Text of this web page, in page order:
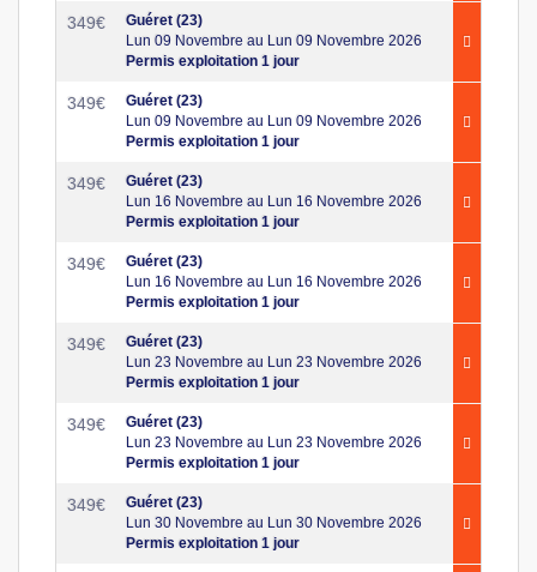
349€
Guéret (23)
Lun 09 Novembre au Lun 09 Novembre 2026
Permis exploitation 1 jour
349€
Guéret (23)
Lun 09 Novembre au Lun 09 Novembre 2026
Permis exploitation 1 jour
349€
Guéret (23)
Lun 16 Novembre au Lun 16 Novembre 2026
Permis exploitation 1 jour
349€
Guéret (23)
Lun 16 Novembre au Lun 16 Novembre 2026
Permis exploitation 1 jour
349€
Guéret (23)
Lun 23 Novembre au Lun 23 Novembre 2026
Permis exploitation 1 jour
349€
Guéret (23)
Lun 23 Novembre au Lun 23 Novembre 2026
Permis exploitation 1 jour
349€
Guéret (23)
Lun 30 Novembre au Lun 30 Novembre 2026
Permis exploitation 1 jour